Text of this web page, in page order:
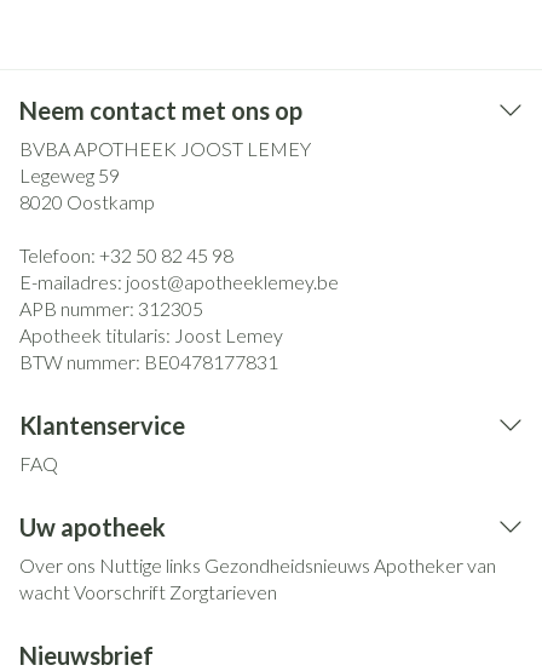
Neem contact met ons op
BVBA APOTHEEK JOOST LEMEY
Legeweg 59
8020 Oostkamp
Telefoon: +32 50 82 45 98
E-mailadres: joost@apotheeklemey.be
APB nummer: 312305
Apotheek titularis: Joost Lemey
BTW nummer: BE0478177831
Klantenservice
FAQ
Uw apotheek
Over ons Nuttige links Gezondheidsnieuws Apotheker van
wachtVoorschrift Zorgtarieven
Nieuwsbrief